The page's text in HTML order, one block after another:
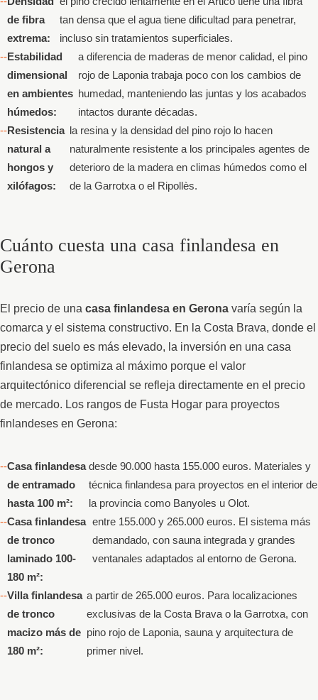
de fibra
extrema:
tan densa que el agua tiene dificultad para penetrar,
incluso sin tratamientos superficiales.
Estabilidad
dimensional
en ambientes
húmedos:
a diferencia de maderas de menor calidad, el pino
rojo de Laponia trabaja poco con los cambios de
humedad, manteniendo las juntas y los acabados
intactos durante décadas.
Resistencia
natural a
hongos y
xilófagos:
la resina y la densidad del pino rojo lo hacen
naturalmente resistente a los principales agentes de
deterioro de la madera en climas húmedos como el
de la Garrotxa o el Ripollès.
Cuánto cuesta una casa finlandesa en
Gerona
El precio de una casa finlandesa en Gerona varía según la
comarca y el sistema constructivo. En la Costa Brava, donde el
precio del suelo es más elevado, la inversión en una casa
finlandesa se optimiza al máximo porque el valor
arquitectónico diferencial se refleja directamente en el precio
de mercado. Los rangos de Fusta Hogar para proyectos
finlandeses en Gerona:
Casa finlandesa
de entramado
hasta 100 m²:
desde 90.000 hasta 155.000 euros. Materiales y
técnica finlandesa para proyectos en el interior de
la provincia como Banyoles u Olot.
Casa finlandesa
de tronco
laminado 100-
180 m²:
entre 155.000 y 265.000 euros. El sistema más
demandado, con sauna integrada y grandes
ventanales adaptados al entorno de Gerona.
Villa finlandesa
de tronco
macizo más de
180 m²:
a partir de 265.000 euros. Para localizaciones
exclusivas de la Costa Brava o la Garrotxa, con
pino rojo de Laponia, sauna y arquitectura de
primer nivel.